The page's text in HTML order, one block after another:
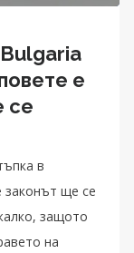
е
се
в
законът ще се
защото
на